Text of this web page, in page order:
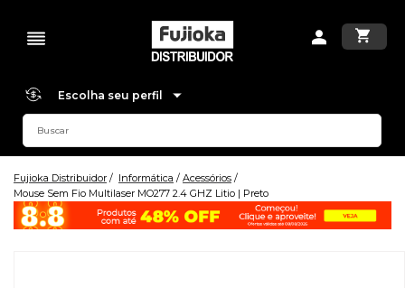
Escolha seu perfil
Fujioka Distribuidor Informática
Acessórios
Mouse Sem Fio Multilaser MO277 2.4 GHZ Litio | Preto